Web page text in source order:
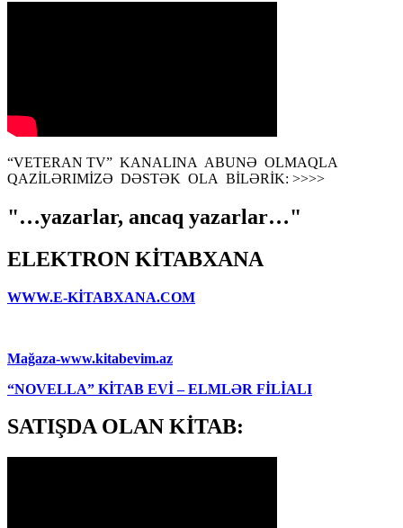
“VETERAN TV” KANALINA ABUNƏ OLMAQLA
QAZİLƏRIMİZƏ DƏSTƏK OLA BİLƏRİK: >>>>
"…yazarlar, ancaq yazarlar…"
ELEKTRON KİTABXANA
WWW.E-KİTABXANA.COM
Mağaza-www.kitabevim.az
“NOVELLA” KİTAB EVİ – ELMLƏR FİLİALI
SATIŞDA OLAN KİTAB: